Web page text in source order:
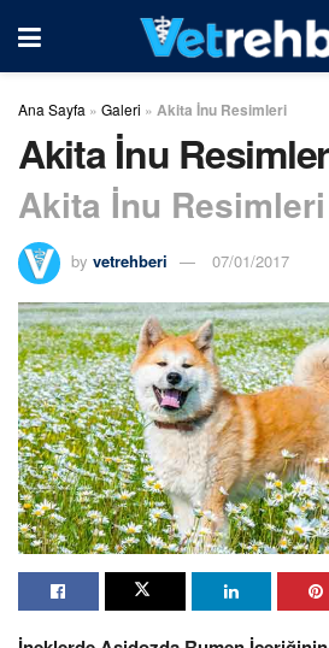
Ana Sayfa » Galeri » Akita İnu Resimleri
Akita İnu
Akita İnu Resimleri
by vetrehberi 07/01/2017